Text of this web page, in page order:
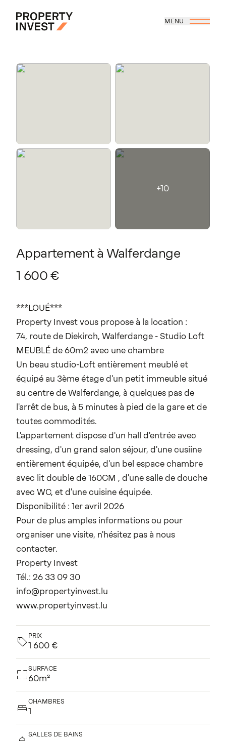
MENU
+10
Appartement à Walferdange
1 600 €
***LOUÉ***
Property Invest vous propose à la location :
74, route de Diekirch, Walferdange - Studio Loft
MEUBLÉ de 60m2 avec une chambre
Un beau studio-Loft entièrement meublé et
équipé au 3ème étage d'un petit immeuble situé
au centre de Walferdange, à quelques pas de
l'arrêt de bus, à 5 minutes à pied de la gare et de
toutes commodités.
L'appartement dispose d'un hall d'entrée avec
dressing, d'un grand salon séjour, d'une cusiine
entièrement équipée, d'un bel espace chambre
avec lit double de 160CM , d'une salle de douche
avec WC, et d'une cuisine équipée.
Disponibilité : 1er avril 2026
Pour de plus amples informations ou pour
organiser une visite, n'hésitez pas à nous
contacter.
Property Invest
Tél.: 26 33 09 30
info@propertyinvest.lu
www.propertyinvest.lu
PRIX
1 600 €
SURFACE
60m²
CHAMBRES
1
SALLES DE BAINS